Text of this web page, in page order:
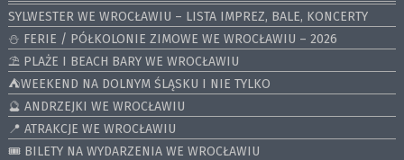
SYLWESTER WE WROCŁAWIU – LISTA IMPREZ, BALE, KONCERTY
⛄️ FERIE / PÓŁKOLONIE ZIMOWE WE WROCŁAWIU – 2026
⛱️ PLAŻE I BEACH BARY WE WROCŁAWIU
⛺️WEEKEND NA DOLNYM ŚLĄSKU I NIE TYLKO
🔮 ANDRZEJKI WE WROCŁAWIU
📍 ATRAKCJE WE WROCŁAWIU
🎟️ BILETY NA WYDARZENIA WE WROCŁAWIU